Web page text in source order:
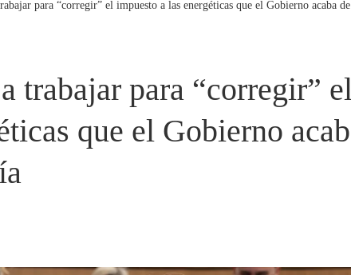
para “corregir” el impuesto a las energéticas que el Gobierno acaba
trabajar para “corregir”
que el Gobierno